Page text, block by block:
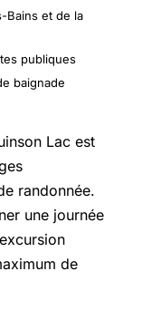
Bains et de la
publiques
baignade
Lac est
randonnée.
une journée
de